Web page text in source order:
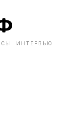
· ИНТЕРВЬЮ